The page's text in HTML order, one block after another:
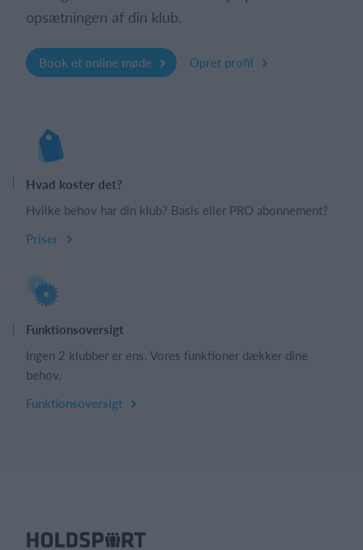
opsætningen af din klub.
Book et online møde Opret profil
Hvad koster det?
Hvilke behov har din klub? Basis eller PRO abonnement?
Priser
Funktionsoversigt
Ingen 2 klubber er ens. Vores funktioner dækker dine
behov.
Funktionsoversigt